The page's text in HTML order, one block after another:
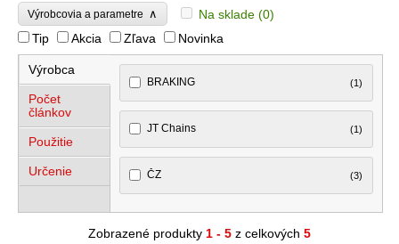
Výrobcovia a parametre ∧ Na sklade (0)
Tip
Akcia Zľava Novinka
Výrobca
Počet
článkov
Použitie
Určenie
BRAKING (1)
JT Chains (1)
ČZ (3)
Zobrazené produkty 1 - 5 z celkových 5